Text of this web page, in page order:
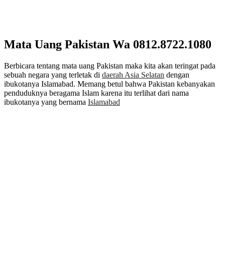
Mata Uang Pakistan Wa 0812.8722.1080
Berbicara tentang mata uang Pakistan maka kita akan teringat pada
sebuah negara yang terletak di daerah Asia Selatan dengan
ibukotanya Islamabad. Memang betul bahwa Pakistan kebanyakan
penduduknya beragama Islam karena itu terlihat dari nama
ibukotanya yang bernama Islamabad